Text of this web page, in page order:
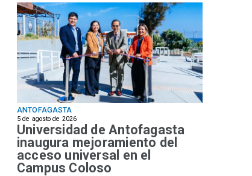
ANTOFAGASTA
5 de agosto de 2026
Universidad de Antofagasta
inaugura mejoramiento del
acceso universal en el
Campus Coloso